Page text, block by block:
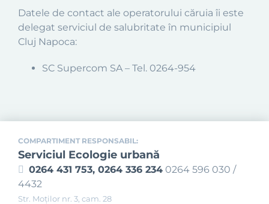
Datele de contact ale operatorului căruia îi este
delegat serviciul de salubritate în municipiul
Cluj Napoca:
SC Supercom SA – Tel. 0264-954
COMPARTIMENT RESPONSABIL:
Serviciul Ecologie urbană
0264 431 753, 0264 336 234 0264 596 030 /
4432
Str. Moţilor nr. 3, cam. 28